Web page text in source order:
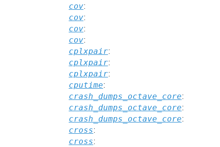
cov:
cov:
cov:
cov:
cplxpair:
cplxpair:
cplxpair:
cputime:
crash_dumps_octave_core:
crash_dumps_octave_core:
crash_dumps_octave_core:
cross:
cross: